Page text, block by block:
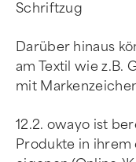
Schriftzug
Darüber hinaus
am Textil wie z.B.
mit
12.2. owayo ist
Produkte in ihrem